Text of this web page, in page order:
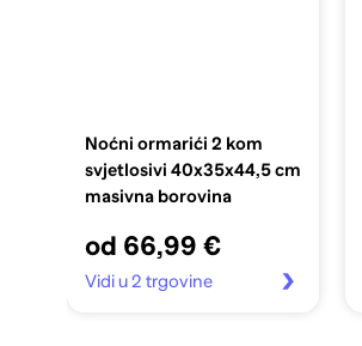
Noćni ormarići 2 kom
svjetlosivi 40x35x44,5 cm
masivna borovina
od 66,99 €
Vidi u 2 trgovine